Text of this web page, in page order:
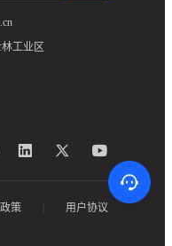
工业区
策 用户协议